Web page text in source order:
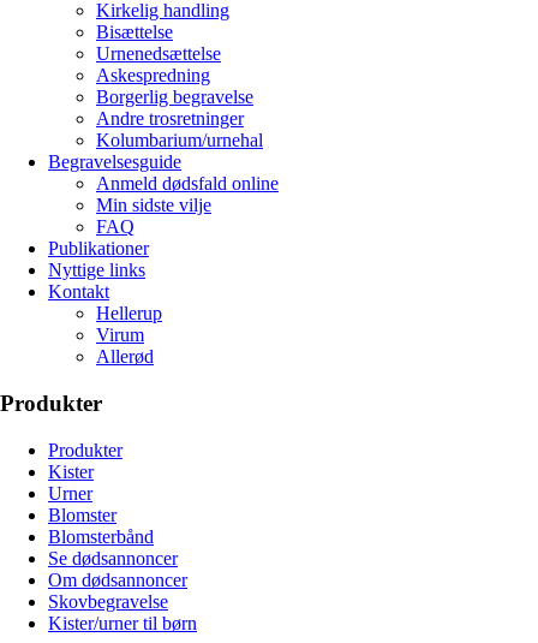
Kirkelig handling
Bisættelse
Urnenedsættelse
Askespredning
Borgerlig begravelse
Andre trosretninger
Kolumbarium/urnehal
Begravelsesguide
Anmeld dødsfald online
Min sidste vilje
FAQ
Publikationer
Nyttige links
Kontakt
Hellerup
Virum
Allerød
Produkter
Produkter
Kister
Urner
Blomster
Blomsterbånd
Se dødsannoncer
Om dødsannoncer
Skovbegravelse
Kister/urner til børn